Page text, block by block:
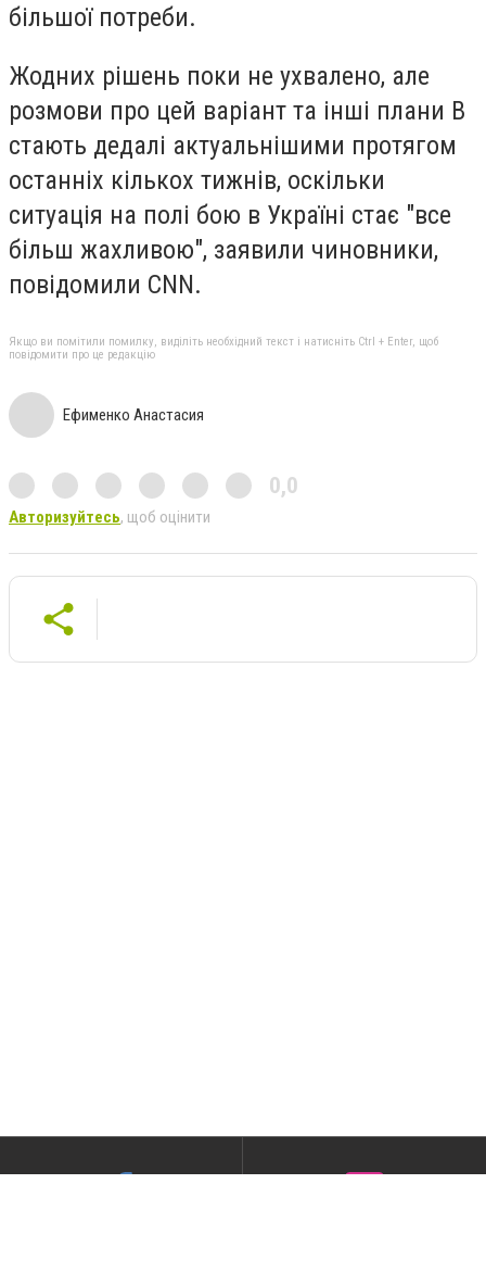
більшої потреби.
Жодних рішень поки не ухвалено, але
розмови про цей варіант та інші плани B
стають дедалі актуальнішими протягом
останніх кількох тижнів, оскільки
ситуація на полі бою в Україні стає "все
більш жахливою", заявили чиновники,
повідомили CNN.
Якщо ви помітили помилку, виділіть необхідний текст і натисніть Ctrl + Enter, щоб
повідомити про це редакцію
Ефименко Анастасия
0,0
Авторизуйтесь, щоб оцінити